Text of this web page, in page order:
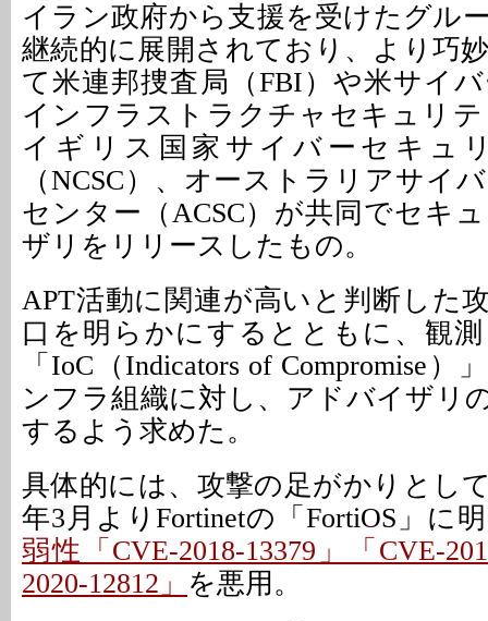
イラン政府から支援を受けたグル
継続的に展開されており、より巧
て米連邦捜査局（FBI）や米サイ
インフラストラクチャセキュリテ
イギリス国家サイバーセキュ
（NCSC）、オーストラリアサイ
センター（ACSC）が共同でセキ
ザリをリリースしたもの。
APT活動に関連が高いと判断した
口を明らかにするとともに、観
「IoC（Indicators of Compromise）
ンフラ組織に対し、アドバイザリ
するよう求めた。
具体的には、攻撃の足がかりとし
年3月よりFortinetの「FortiOS」に
弱性「CVE-2018-13379」「CVE-
2020-12812」
を悪用。